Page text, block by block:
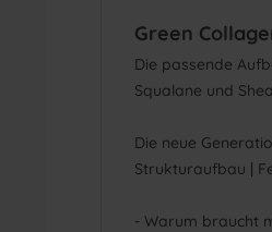
Green
​Die passende
Squalane und
Die neue
Strukturaufbau |
- Warum braucht